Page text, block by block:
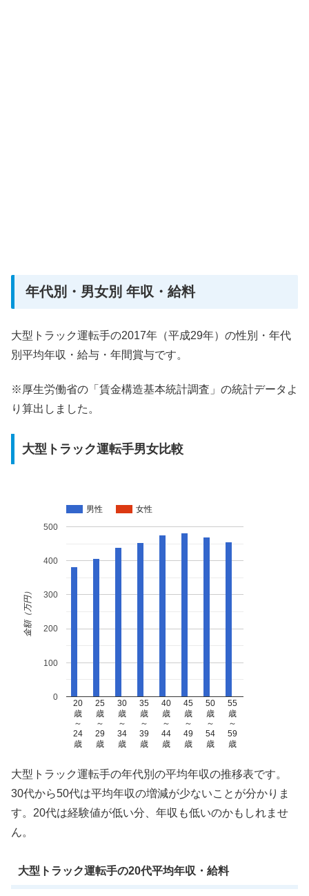
年代別・男女別 年収・給料
大型トラック運転手の2017年（平成29年）の性別・年代
別平均年収・給与・年間賞与です。
※厚生労働省の「賃金構造基本統計調査」の統計データよ
り算出しました。
大型トラック運転手男女比較
男性 女性
20
歳
～
24
歳
25
歳
～
29
歳
30
歳
～
34
歳
35
歳
～
39
歳
40
歳
～
44
歳
45
歳
～
49
歳
50
歳
～
54
歳
55
歳
～
59
歳
0
100
200
300
400
500
金額（万円）
大型トラック運転手の年代別の平均年収の推移表です。
30代から50代は平均年収の増減が少ないことが分かりま
す。20代は経験値が低い分、年収も低いのかもしれませ
ん。
大型トラック運転手の20代平均年収・給料